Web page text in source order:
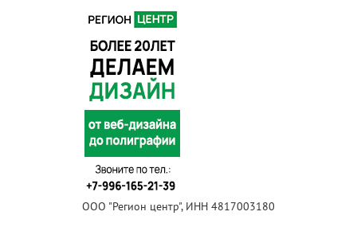
ООО "Регион центр", ИНН 4817003180